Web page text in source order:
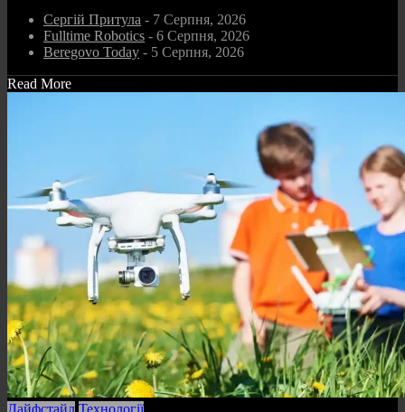
Сергій Притула - 7 Серпня, 2026
Fulltime Robotics - 6 Серпня, 2026
Beregovo Today - 5 Серпня, 2026
Read More